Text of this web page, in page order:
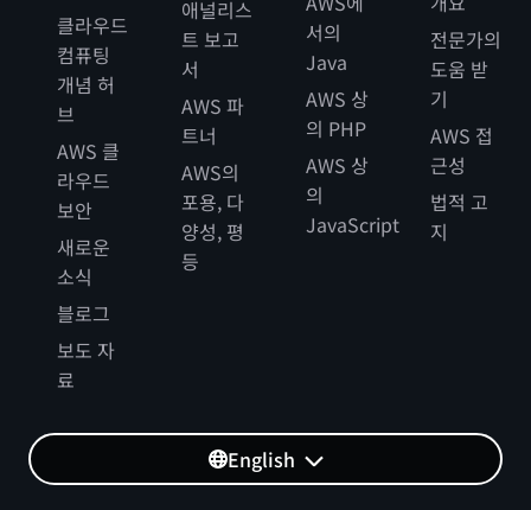
클라우드
컴퓨팅
개념 허
브
AWS 클
라우드
보안
새로운
소식
블로그
보도 자
료
애널리스
트 보고
서
AWS 파
트너
AWS의
포용, 다
양성, 평
등
서의
Java
AWS 상
의 PHP
AWS 상
의
JavaScript
전문가의
도움 받
기
AWS 접
근성
법적 고
지
English